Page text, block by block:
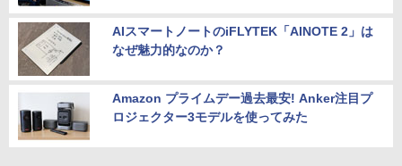
AIスマートノートのiFLYTEK「AINOTE 2」は
なぜ魅力的なのか？
Amazon プライムデー過去最安! Anker注目プ
ロジェクター3モデルを使ってみた